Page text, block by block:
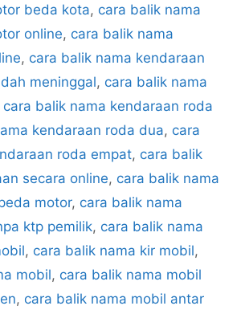
beda kota, cara balik nama
online, cara balik nama
, cara balik nama kendaraan
meninggal, cara balik nama
cara balik nama kendaraan roda
kendaraan roda dua, cara
roda empat, cara balik
secara online, cara balik nama
motor, cara balik nama
ktp pemilik, cara balik nama
, cara balik nama kir mobil,
mobil, cara balik nama mobil
, cara balik nama mobil antar